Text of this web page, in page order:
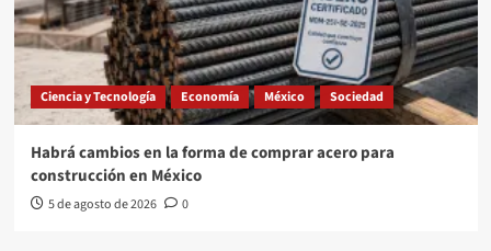
Ciencia y Tecnología Economía México Sociedad
Habrá cambios en la forma de comprar acero para
construcción en México
5 de agosto de 2026 0